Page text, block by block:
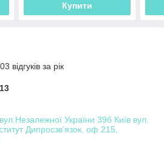
Купити
відгуків за рік
України 39б Київ вул.
Дипросзв'язок, оф 215,